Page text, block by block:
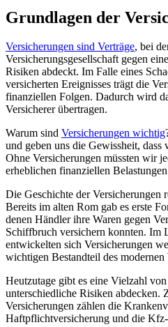
Grundlagen der
Versicherungen sind Verträge, bei
Versicherungsgesellschaft gegen
Risiken abdeckt. Im Falle eines
versicherten Ereignisses trägt die
finanziellen Folgen. Dadurch wird
Versicherer übertragen.
Warum sind Versicherungen wichtig
und geben uns die Gewissheit,
Ohne Versicherungen müssten wir
erheblichen finanziellen
Die Geschichte der
Bereits im alten Rom gab es erste
denen Händler ihre Waren gegen
Schiffbruch versichern konnten. Im
entwickelten sich Versicherungen
wichtigen Bestandteil des modernen
Heutzutage gibt es eine Vielzahl
unterschiedliche Risiken abdecken.
Versicherungen zählen die
Haftpflichtversicherung und die Kfz-